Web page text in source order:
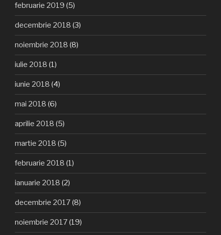
februarie 2019 (5)
decembrie 2018 (3)
noiembrie 2018 (8)
iulie 2018 (1)
iunie 2018 (4)
mai 2018 (6)
aprilie 2018 (5)
martie 2018 (5)
februarie 2018 (1)
ianuarie 2018 (2)
decembrie 2017(8)
noiembrie 2017(19)